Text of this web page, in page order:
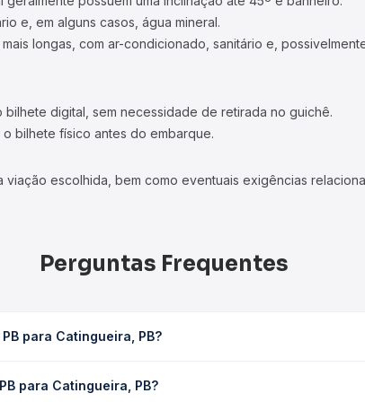
e, em alguns casos, água mineral.
longas, com ar-condicionado, sanitário e,
digital, sem necessidade de retirada no guichê.
bilhete físico antes do embarque.
escolhida, bem como eventuais exigências
Perguntas Frequentes
para Catingueira, PB?
os horários disponíveis e vê a duração exata de
para Catingueira, PB?